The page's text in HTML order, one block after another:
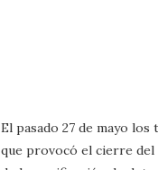
El pasado 27 de mayo
que provocó el cierre del